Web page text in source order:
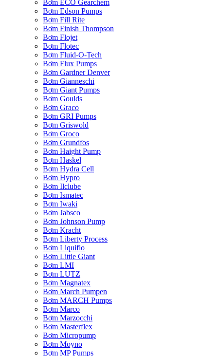
Bơm ECO Gearchem
Bơm Edson Pumps
Bơm Fill Rite
Bơm Finish Thompson
Bơm Flojet
Bơm Flotec
Bơm Fluid-O-Tech
Bơm Flux Pumps
Bơm Gardner Denver
Bơm Gianneschi
Bơm Giant Pumps
Bơm Goulds
Bơm Graco
Bơm GRI Pumps
Bơm Griswold
Bơm Groco
Bơm Grundfos
Bơm Haight Pump
Bơm Haskel
Bơm Hydra Cell
Bơm Hypro
Bơm Ilclube
Bơm Ismatec
Bơm Iwaki
Bơm Jabsco
Bơm Johnson Pump
Bơm Kracht
Bơm Liberty Process
Bơm Liquiflo
Bơm Little Giant
Bơm LMI
Bơm LUTZ
Bơm Magnatex
Bơm March Pumpen
Bơm MARCH Pumps
Bơm Marco
Bơm Marzocchi
Bơm Masterflex
Bơm Micropump
Bơm Moyno
Bơm MP Pumps